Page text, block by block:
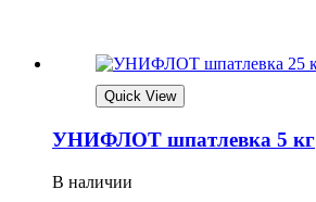
Quick View
УНИФЛОТ шпатлевка 5 кг
В наличии